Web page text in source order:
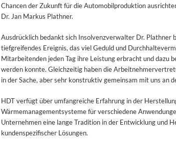
Chancen der Zukunft für die Automobilproduktion
Dr. Jan Markus Plathner.
Ausdrücklich bedankt sich Insolvenzverwalter Dr. Plathner
tiefgreifendes Ereignis, das viel Geduld und
Mitarbeitenden jeden Tag ihre Leistung erbracht und dazu
werden konnte. Gleichzeitig haben die
in der Sache, aber sehr konstruktiv gemeinsam mit uns an
HDT verfügt über umfangreiche Erfahrung in der
Wärmemanagementsysteme für verschiedene
Unternehmen eine lange Tradition in der Entwicklung und
kundenspezifischer Lösungen.